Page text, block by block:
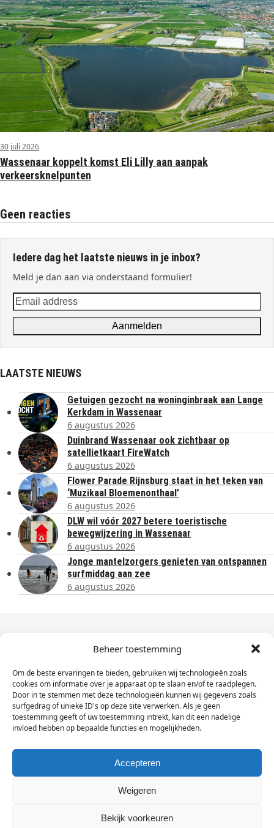
Beheer toestemming
Om de beste ervaringen te bieden, gebruiken wij technologieën zoals
cookies om informatie over je apparaat op te slaan en/of te raadplegen.
Door in te stemmen met deze technologieën kunnen wij gegevens zoals
surfgedrag of unieke ID's op deze site verwerken. Als je geen
toestemming geeft of uw toestemming intrekt, kan dit een nadelige
invloed hebben op bepaalde functies en mogelijkheden.
Accepteren
Weigeren
Bekijk voorkeuren
30 juli 2026
Wassenaar koppelt komst Eli Lilly aan aanpak
verkeersknelpunten
Geen reacties
Iedere dag het laatste nieuws in je inbox?
Meld je dan aan via onderstaand formulier!
Email
address
Aanmelden
LAATSTE NIEUWS
Getuigen gezocht na woninginbraak aan Lange
Kerkdam in Wassenaar
6 augustus 2026
Duinbrand Wassenaar ook zichtbaar op
satellietkaart FireWatch
6 augustus 2026
Flower Parade Rijnsburg staat in het teken van
‘Muzikaal Bloemenonthaal’
6 augustus 2026
DLW wil vóór 2027 betere toeristische
bewegwijzering in Wassenaar
6 augustus 2026
Jonge mantelzorgers genieten van ontspannen
surfmiddag aan zee
6 augustus 2026
Dagelijks het laatste nieuws in je e-mail?
Vul
hier
je
e-
mailadres
in
Sign Up